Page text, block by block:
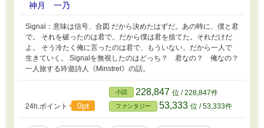
神月 一乃
Signal：意味は信号、合図 だから決めたはずだ。あの時に、僕と君
で。 それを破ったのは君で。だから僕は君を捨てた。それだけだ
よ。 そう冷たく俺に言ったのは君で、もういない。だから一人で
生きていく。 Signalを無視したのはどっち？ 君なの？ 俺なの？
一人旅する吟遊詩人《Minstrel》の話。
24h.ポイント 0pt
小説 228,847 位 / 228,847件
ファンタジー 53,333 位 / 53,333件